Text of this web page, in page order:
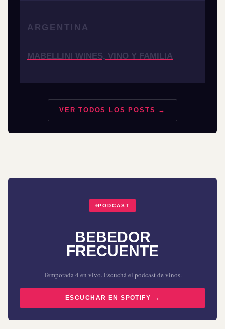
ARGENTINA
MABELLINI WINES, VINO Y FAMILIA
VER TODOS LOS POSTS →
PODCAST
BEBEDOR
FRECUENTE
Temporada 4 en vivo. Escuchá el podcast de vinos.
ESCUCHAR EN SPOTIFY →